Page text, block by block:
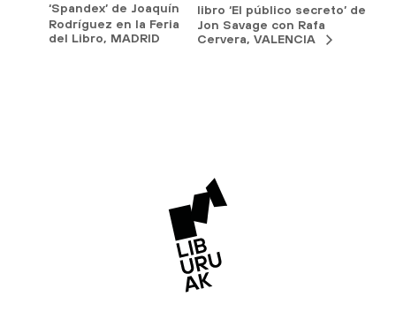
‘Spandex’ de Joaquín
Rodríguez en la Feria
del Libro, MADRID
libro ‘El público secreto’ de
Jon Savage con Rafa
Cervera, VALENCIA